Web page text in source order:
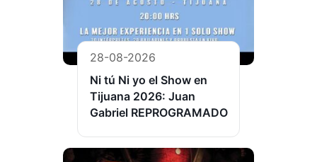
28-08-2026
Ni tú Ni yo el Show en
Tijuana 2026: Juan
Gabriel REPROGRAMADO